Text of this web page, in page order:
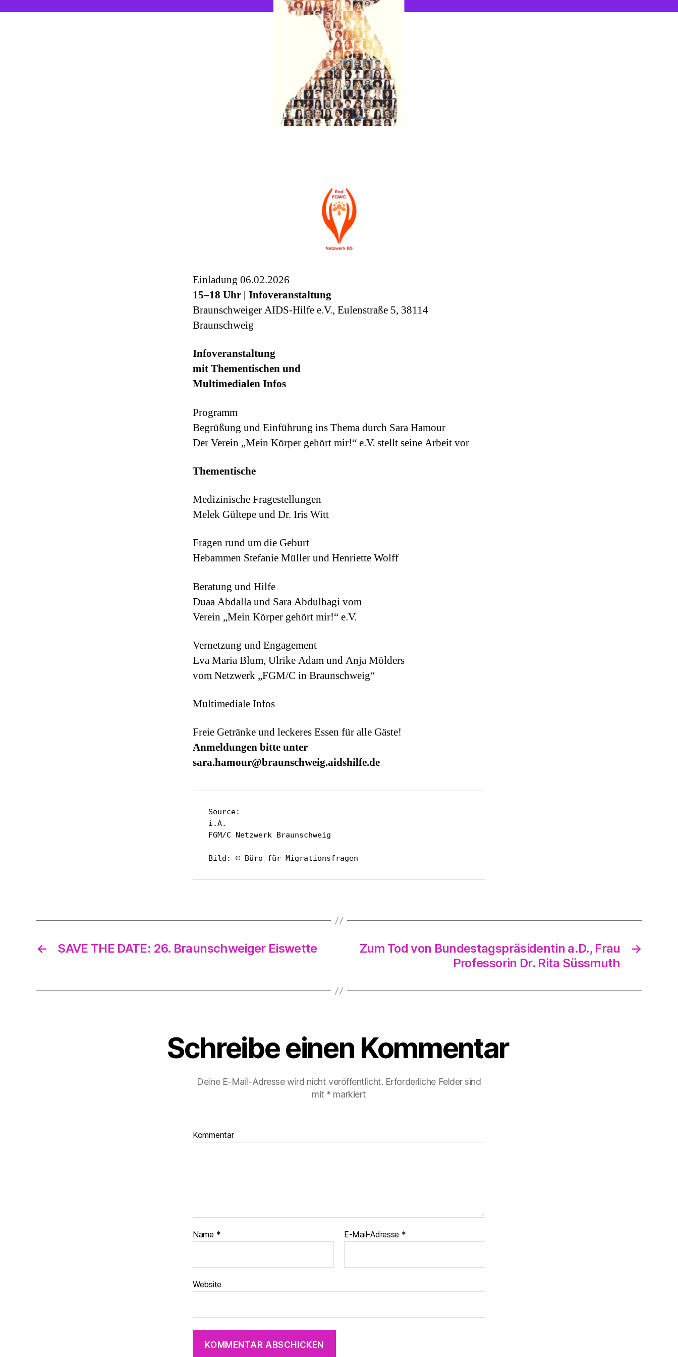
Einladung 06.02.2026
15–18 Uhr | Infoveranstaltung
Braunschweiger AIDS-Hilfe e.V., Eulenstraße 5, 38114
Braunschweig
Infoveranstaltung
mit Thementischen und
Multimedialen Infos
Programm
Begrüßung und Einführung ins Thema durch Sara Hamour
Der Verein „Mein Körper gehört mir!“ e.V. stellt seine Arbeit vor
Thementische
Medizinische Fragestellungen
Melek Gültepe und Dr. Iris Witt
Fragen rund um die Geburt
Hebammen Stefanie Müller und Henriette Wolff
Beratung und Hilfe
Duaa Abdalla und Sara Abdulbagi vom
Verein „Mein Körper gehört mir!“ e.V.
Vernetzung und Engagement
Eva Maria Blum, Ulrike Adam und Anja Mölders
vom Netzwerk „FGM/C in Braunschweig“
Multimediale Infos
Freie Getränke und leckeres Essen für alle Gäste!
Anmeldungen bitte unter
sara.hamour@braunschweig.aidshilfe.de
Source:
i.A.
FGM/C Netzwerk Braunschweig
Bild: © Büro für Migrationsfragen
← SAVE THE DATE: 26. Braunschweiger Eiswette →
Zum Tod von Bundestagspräsidentin a.D., Frau
Professorin Dr. Rita Süssmuth
Schreibe einen Kommentar
Deine E-Mail-Adresse wird nicht veröffentlicht. Erforderliche Felder sind
mit * markiert
Kommentar
Name * E-Mail-Adresse *
Website